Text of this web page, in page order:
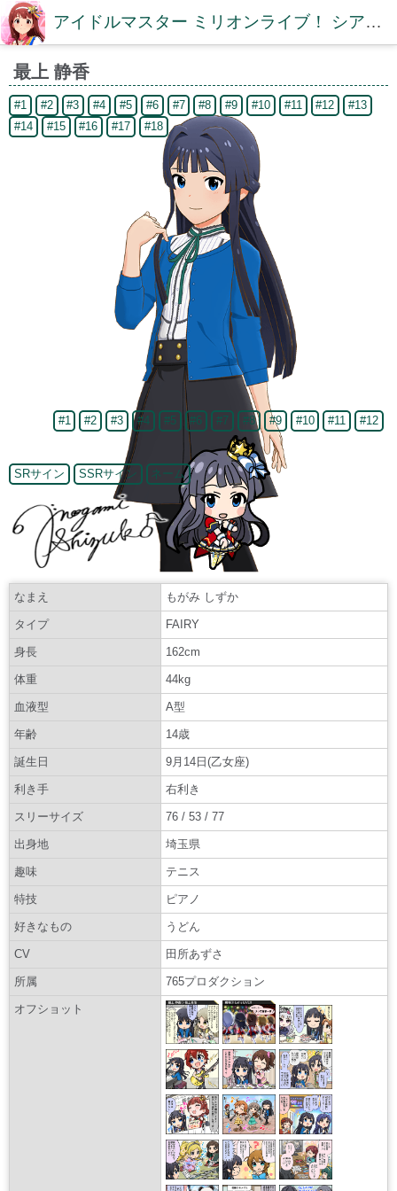
アイドルマスター ミリオンライブ！ シアターデイズDB【ミリシタDB】
最上 静香
#1 #2 #3 #4 #5 #6 #7 #8 #9 #10 #11 #12
#13
#14
#15 #16 #17 #18
#1 #2 #3 #4 #5 #6 #7 #8 #9 #10 #11 #12
SRサイン SSRサイン ネーム
なまえ もがみ しずか
タイプ FAIRY
身長 162cm
体重 44kg
血液型 A型
年齢 14歳
誕生日 9月14日(乙女座)
利き手 右利き
スリーサイズ 76 / 53 / 77
出身地 埼玉県
趣味 テニス
特技 ピアノ
好きなもの うどん
CV 田所あずさ
所属 765プロダクション
オフショット